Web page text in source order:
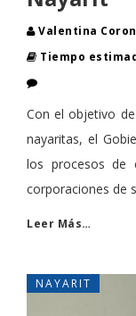
Valentina
Tiempo
Con el objetivo
nayaritas, el
los procesos de
corporaciones de
Leer Más…
NAYARIT